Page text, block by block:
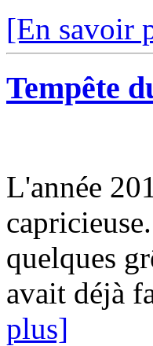
[En savoir
Tempête
L'année
quelques
avait déjà
plus]